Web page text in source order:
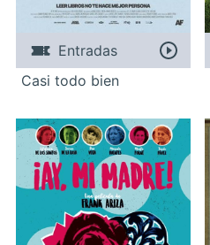
Entradas
Casi todo bien